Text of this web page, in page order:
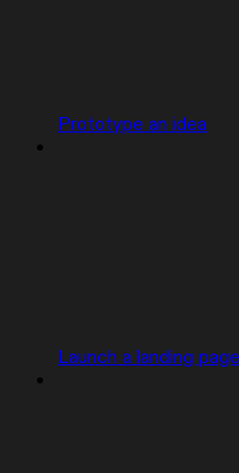
Prototype an idea
Launch a landing page